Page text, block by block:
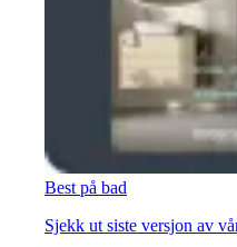
Best på bad
Sjekk ut siste versjon av